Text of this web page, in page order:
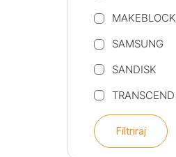
MAKEBLOCK
SAMSUNG
SANDISK
TRANSCEND
Filtriraj